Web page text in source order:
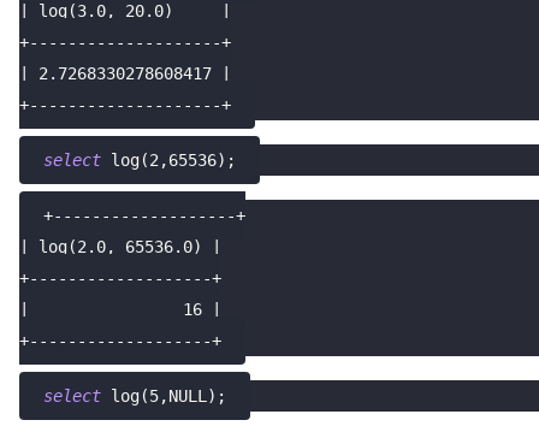
| log(3.0, 20.0)     |
+--------------------+
| 2.7268330278608417 |
+--------------------+
select log(2 ,65536) ;
+-------------------+
| log(2.0, 65536.0) |
+-------------------+
|                16 |
+-------------------+
select log(5,NULL ) ;